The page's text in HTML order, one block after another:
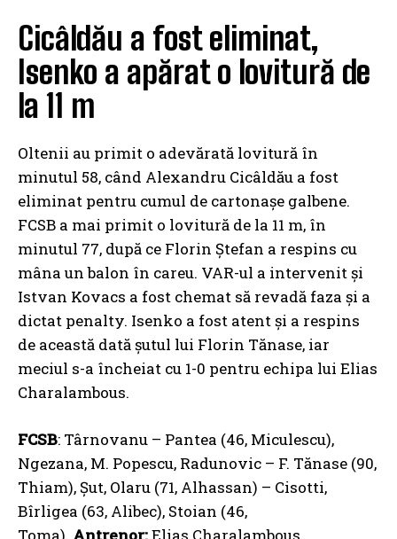
Cicâldău a fost eliminat,
Isenko a apărat o lovitură de
la 11 m
Oltenii au primit o adevărată lovitură în
minutul 58, când Alexandru Cicâldău a fost
eliminat pentru cumul de cartonașe galbene.
FCSB a mai primit o lovitură de la 11 m, în
minutul 77, după ce Florin Ștefan a respins cu
mâna un balon în careu. VAR-ul a intervenit și
Istvan Kovacs a fost chemat să revadă faza și a
dictat penalty. Isenko a fost atent și a respins
de această dată șutul lui Florin Tănase, iar
meciul s-a încheiat cu 1-0 pentru echipa lui Elias
Charalambous.
FCSB: Târnovanu – Pantea (46, Miculescu),
Ngezana, M. Popescu, Radunovic – F. Tănase (90,
Thiam), Șut, Olaru (71, Alhassan) – Cisotti,
Bîrligea (63, Alibec), Stoian (46,